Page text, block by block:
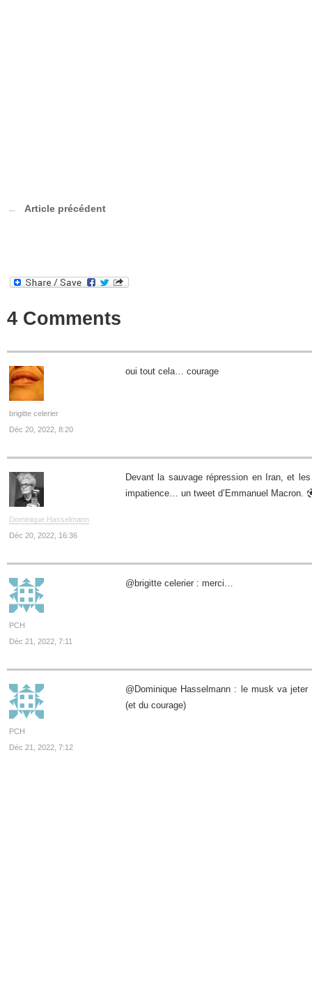
Article précédent
4 Comments
brigitte celerier
Déc 20, 2022, 8:20
oui tout cela… courage
Dominique Hasselmann
Déc 20, 2022, 16:36
Devant la sauvage répression en Iran, et
impatience… un tweet d’Emmanuel Macron.
PCH
Déc 21, 2022, 7:11
@brigitte celerier : merci…
PCH
Déc 21, 2022, 7:12
@Dominique Hasselmann : le musk va
(et du courage)